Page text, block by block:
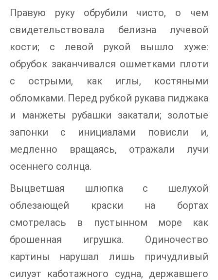
Правую руку обрубили чисто, о чем
свидетельствовала белизна лучевой
кости; с левой рукой вышло хуже:
обрубок заканчивался ошметками плоти
с острыми, как иглы, костяными
обломками. Перед рубкой рукава пиджака
и манжеты рубашки закатали; золотые
запонки с инициалами повисли и,
медленно вращаясь, отражали лучи
осеннего солнца.
Выцветшая шлюпка с шелухой
облезающей краски на бортах
смотрелась в пустынном море как
брошенная игрушка. Одиночество
картины нарушал лишь причудливый
силуэт каботажного судна, державшего